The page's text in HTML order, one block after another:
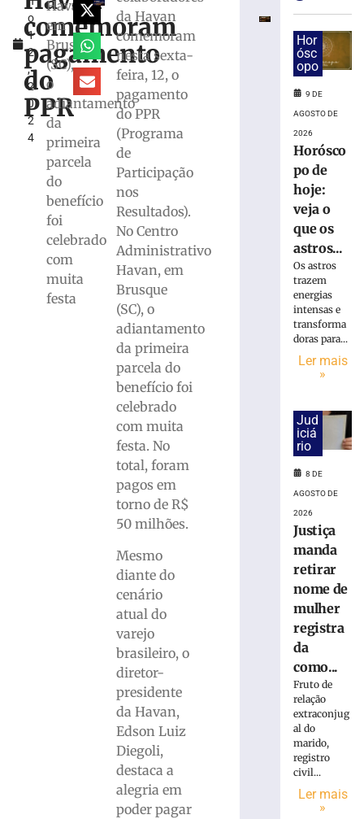
o
1
2
,
2
0
2
4
comemoram
pagamento
do
PPR
Havan,
em
Brusque
(SC),
o
adiantamento
da
primeira
parcela
do
benefício
foi
celebrado
com
muita
festa
da Havan
comemoram
nesta sexta-
feira, 12, o
pagamento
do PPR
(Programa
de
Participação
nos
Resultados).
No Centro
Administrativo
Havan, em
Brusque
(SC), o
adiantamento
da primeira
parcela do
benefício foi
celebrado
com muita
festa. No
total, foram
pagos em
torno de R$
50 milhões.
Mesmo
diante do
cenário
atual do
varejo
brasileiro, o
diretor-
presidente
da Havan,
Edson Luiz
Diegoli,
destaca a
alegria em
poder pagar
debate
regional
sobre
desafios
tributação
municipal
Retiradas
poupança
superam
depósitos
bilhões
julho
inclui
honorários
Simples
Hor
ósc
opo
9 DE
AGOSTO DE
2026
Horósco
po de
hoje:
veja o
que os
astros...
Os astros
trazem
energias
intensas e
transforma
doras para...
Ler mais
»
Jud
iciá
rio
8 DE
AGOSTO DE
2026
Justiça
manda
retirar
nome de
mulher
registra
da
como...
Fruto de
relação
extraconjug
al do
marido,
registro
civil...
Ler mais
»